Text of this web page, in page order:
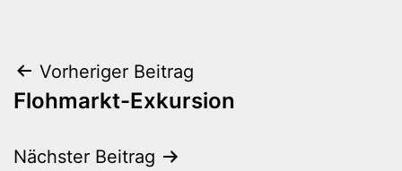
Beitragsnavigation
Vorheriger Beitrag
Flohmarkt-Exkursion
Nächster Beitrag